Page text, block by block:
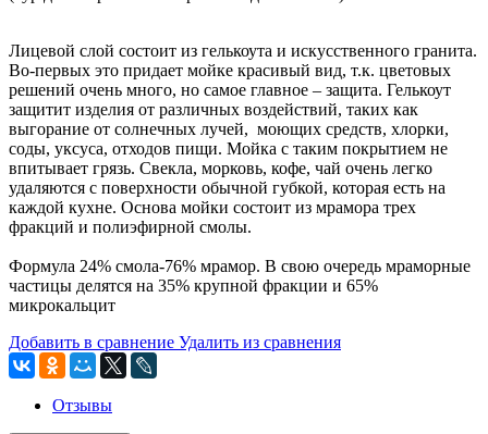
Лицевой слой состоит из гелькоута и искусственного гранита.
Во-первых это придает мойке красивый вид, т.к. цветовых
решений очень много, но самое главное – защита. Гелькоут
защитит изделия от различных воздействий, таких как
выгорание от солнечных лучей, моющих средств, хлорки,
соды, уксуса, отходов пищи. Мойка с таким покрытием не
впитывает грязь. Свекла, морковь, кофе, чай очень легко
удаляются с поверхности обычной губкой, которая есть на
каждой кухне. Основа мойки состоит из мрамора трех
фракций и полиэфирной смолы.
Формула 24% смола-76% мрамор. В свою очередь мраморные
частицы делятся на 35% крупной фракции и 65%
микрокальцит
Добавить в сравнение Удалить из сравнения
Отзывы